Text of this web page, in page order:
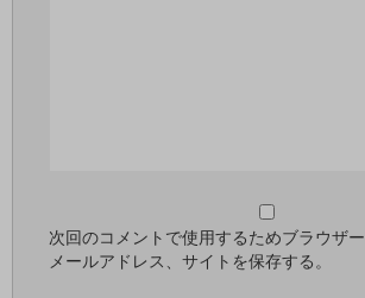
次回のコメントで使用するためブラウザー
メールアドレス、サイトを保存する。